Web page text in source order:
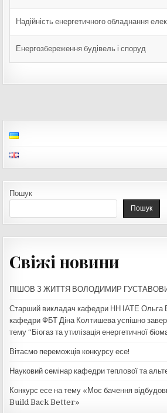
Надійність енергетичного обладнання
Енергозбереження будівель і споруд
Пошук
Пошук
Свіжі новини
ПІШОВ З ЖИТТЯ ВОЛОДИМИР
Старший викладач кафедри НН ІАТЕ Ольга
кафедри ФБТ Діна Колтишева успішно
тему “Біогаз та утилізація енергетичної
Вітаємо переможців конкурсу есе!
Науковий семінар кафедри теплової та
Конкурс есе на тему «Моє бачення
Build Back Better»